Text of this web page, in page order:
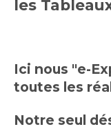
les
Ici nous "e-
toutes les
Notre seul